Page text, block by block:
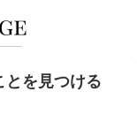
とを見つける